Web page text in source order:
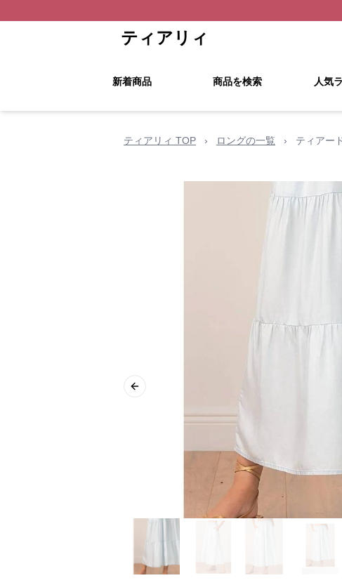
ティアリィ
新着商品 商品を検索 人気
ティアリィ TOP › ロングの一覧 › ティアー
Previous slide